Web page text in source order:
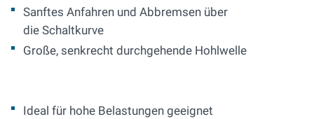
Sanftes Anfahren und Abbremsen über
die Schaltkurve
Große, senkrecht durchgehende Hohlwelle
Ideal für hohe Belastungen geeignet